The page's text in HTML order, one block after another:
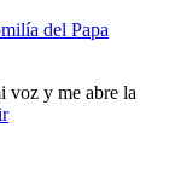
del Papa
voz y me abre la